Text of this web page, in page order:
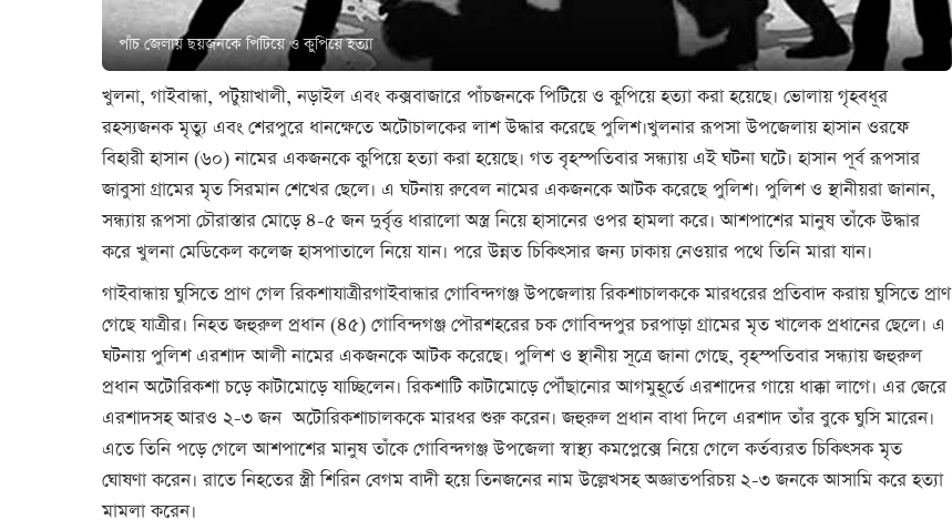
পাঁচ জেলায় ছয়জনকে পিটিয়ে ও কুপিয়ে হত্যা
খুলনা, গাইবান্ধা, পটুয়াখালী, নড়াইল এবং কক্সবাজারে পাঁচজনকে পিটিয়ে ও কুপিয়ে হত্যা করা হয়েছে। ভোলায় গৃহবধূর
রহস্যজনক মৃত্যু এবং শেরপুরে ধানক্ষেতে অটোচালকের লাশ উদ্ধার করেছে পুলিশ।খুলনার রূপসা উপজেলায় হাসান ওরফে
বিহারী হাসান (৬০) নামের একজনকে কুপিয়ে হত্যা করা হয়েছে। গত বৃহস্পতিবার সন্ধ্যায় এই ঘটনা ঘটে। হাসান পূর্ব রূপসার
জাবুসা গ্রামের মৃত সিরমান শেখের ছেলে। এ ঘটনায় রুবেল নামের একজনকে আটক করেছে পুলিশ। পুলিশ ও স্থানীয়রা জানান,
সন্ধ্যায় রূপসা চৌরাস্তার মোড়ে ৪-৫ জন দুর্বৃত্ত ধারালো অস্ত্র নিয়ে হাসানের ওপর হামলা করে। আশপাশের মানুষ তাঁকে উদ্ধার
করে খুলনা মেডিকেল কলেজ হাসপাতালে নিয়ে যান। পরে উন্নত চিকিৎসার জন্য ঢাকায় নেওয়ার পথে তিনি মারা যান।
গাইবান্ধায় ঘুসিতে প্রাণ গেল রিকশাযাত্রীরগাইবান্ধার গোবিন্দগঞ্জ উপজেলায় রিকশাচালককে মারধরের প্রতিবাদ করায় ঘুসিতে প্রাণ
গেছে যাত্রীর। নিহত জহুরুল প্রধান (৪৫) গোবিন্দগঞ্জ পৌরশহরের চক গোবিন্দপুর চরপাড়া গ্রামের মৃত খালেক প্রধানের ছেলে। এ
ঘটনায় পুলিশ এরশাদ আলী নামের একজনকে আটক করেছে। পুলিশ ও স্থানীয় সূত্রে জানা গেছে, বৃহস্পতিবার সন্ধ্যায় জহুরুল
প্রধান অটোরিকশা চড়ে কাটামোড়ে যাচ্ছিলেন। রিকশাটি কাটামোড়ে পৌঁছানোর আগমুহূর্তে এরশাদের গায়ে ধাক্কা লাগে। এর জেরে
এরশাদসহ আরও ২-৩ জন অটোরিকশাচালককে মারধর শুরু করেন। জহুরুল প্রধান বাধা দিলে এরশাদ তাঁর বুকে ঘুসি মারেন।
এতে তিনি পড়ে গেলে আশপাশের মানুষ তাঁকে গোবিন্দগঞ্জ উপজেলা স্বাস্থ্য কমপ্লেক্সে নিয়ে গেলে কর্তব্যরত চিকিৎসক মৃত
ঘোষণা করেন। রাতে নিহতের স্ত্রী শিরিন বেগম বাদী হয়ে তিনজনের নাম উল্লেখসহ অজ্ঞাতপরিচয় ২-৩ জনকে আসামি করে হত্যা
মামলা করেন।